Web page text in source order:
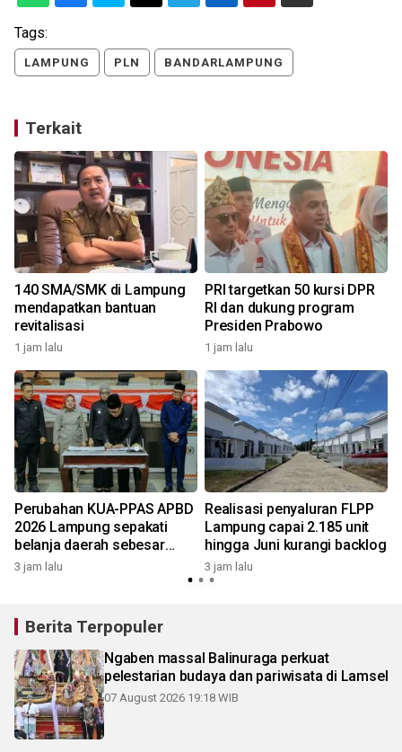
Tags:
LAMPUNG PLN BANDARLAMPUNG
Terkait
140 SMA/SMK di Lampung
mendapatkan bantuan
revitalisasi
1 jam lalu
PRI targetkan 50 kursi DPR
RI dan dukung program
Presiden Prabowo
1 jam lalu
Perubahan KUA-PPAS APBD
2026 Lampung sepakati
belanja daerah sebesar
Rp7,99 triliun
3 jam lalu
Realisasi penyaluran FLPP
Lampung capai 2.185 unit
hingga Juni kurangi backlog
3 jam lalu
Berita Terpopuler
Ngaben massal Balinuraga perkuat
pelestarian budaya dan pariwisata di Lamsel
07 August 2026 19:18 WIB